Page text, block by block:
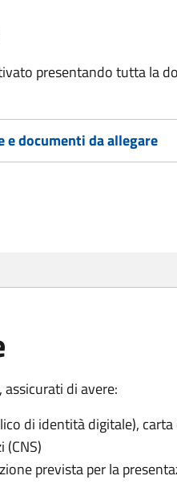
presentando tutta la
e documenti da allegare
assicurati di avere:
di identità digitale),
(CNS)
prevista per la